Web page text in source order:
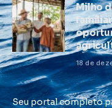
Milho
18 de
Seu portal completo